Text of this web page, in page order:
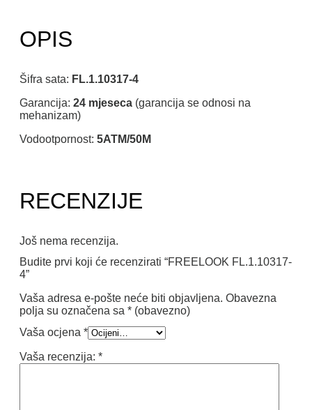
OPIS
Šifra sata: FL.1.10317-4
Garancija: 24 mjeseca (garancija se odnosi na
mehanizam)
Vodootpornost: 5ATM/50M
RECENZIJE
Još nema recenzija.
Budite prvi koji će recenzirati “FREELOOK FL.1.10317-
4”
Vaša adresa e-pošte neće biti objavljena. Obavezna
polja su označena sa * (obavezno)
Vaša ocjena *
Vaša recenzija: *